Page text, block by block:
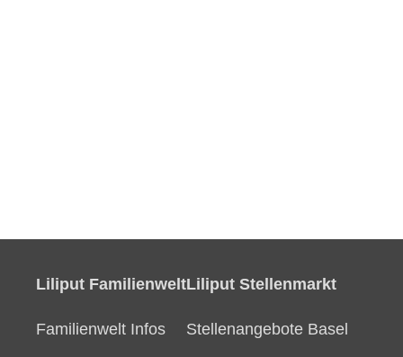
Liliput Familienwelt
Familienwelt Infos
Liliput Stellenmarkt
Stellenangebote Basel